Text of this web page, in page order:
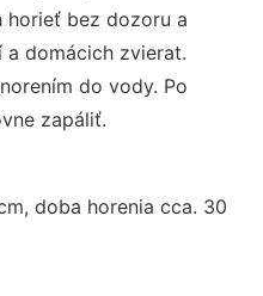
horieť bez dozoru a
domácich zvierat.
do vody. Po
zapáliť.
doba horenia cca. 30